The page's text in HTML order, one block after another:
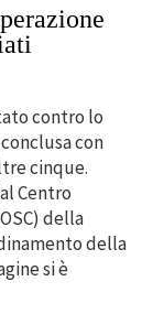
contro lo
con
cinque.
Centro
della
della
si è